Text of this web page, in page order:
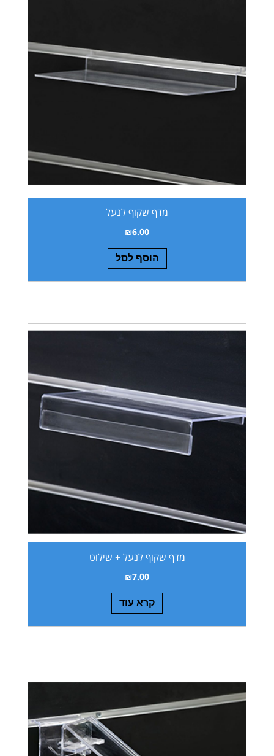
מדף שקוף לנעל
₪6.00
הוסף לסל
מדף שקוף לנעל + שילוט
₪7.00
קרא עוד